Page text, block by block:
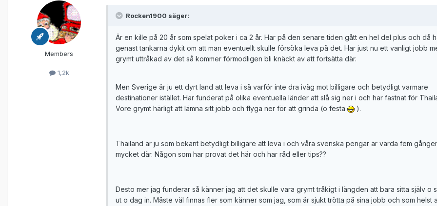
Members
1,2k
Rocken1900 säger:
Är en kille på 20 år som spelat poker i ca 2 år. Har på den senare tiden gått en hel del plus och då
genast tankarna dykit om att man eventuellt skulle försöka leva på det. Har just nu ett vanligt jobb
grymt uttråkad av det så kommer förmodligen bli knäckt av att fortsätta där.
Men Sverige är ju ett dyrt land att leva i så varför inte dra iväg mot billigare och betydligt varmare
destinationer istället. Har funderat på olika eventuella länder att slå sig ner i och har fastnat för
Vore grymt härligt att lämna sitt jobb och flyga ner för att grinda (o festa
).
Thailand är ju som bekant betydligt billigare att leva i och våra svenska pengar är värda fem
mycket där. Någon som har provat det här och har råd eller tips??
Desto mer jag funderar så känner jag att det skulle vara grymt tråkigt i längden att bara sitta själv o
ut o dag in. Måste väl finnas fler som känner som jag, som är sjukt trötta på sina jobb och som helst